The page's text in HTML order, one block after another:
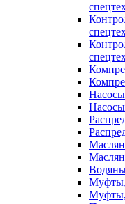
Муфты,
Муфты,